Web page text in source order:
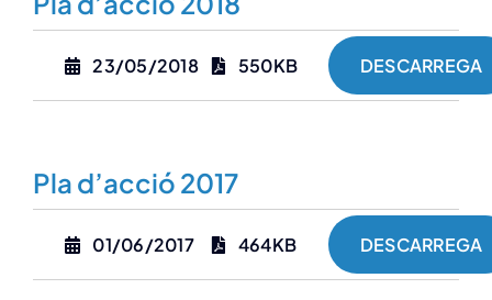
23/05/2018 550KB DESCARREGA
Pla d’acció 2017
01/06/2017 464KB DESCARREGA